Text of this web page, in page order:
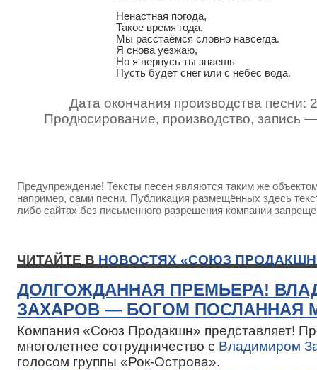
Ненастная погода,
Такое время года.
Мы расстаёмся словно навсегда.
Я снова уезжаю,
Но я вернусь ты знаешь
Пусть будет снег или с небес вода.
Дата окончания производства песни:
Продюсирование, производство, запись
Предупреждение! Тексты песен являются таким же
например, сами песни. Публикация размещённых здесь
либо сайтах без письменного разрешения компании
ЧИТАЙТЕ В НОВОСТЯХ «СОЮЗ
ДОЛГОЖДАННАЯ ПРЕМЬЕРА!
ЗАХАРОВ — БОГОМ ПОСЛАННАЯ
Компания «Союз Продакшн» представляет!
многолетнее сотрудничество с Владимиром
голосом группы «Рок-Острова».